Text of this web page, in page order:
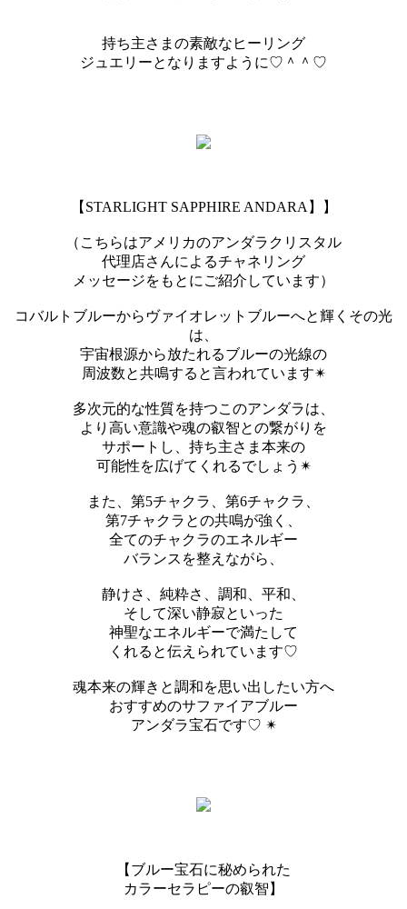
持ち主さまの素敵なヒーリング
ジュエリーとなりますように♡＾＾♡
【STARLIGHT SAPPHIRE ANDARA】】
（こちらはアメリカのアンダラクリスタル
代理店さんによるチャネリング
メッセージをもとにご紹介しています）
コバルトブルーからヴァイオレットブルーへと輝くその光
は、
宇宙根源から放たれるブルーの光線の
周波数と共鳴すると言われています✴︎
多次元的な性質を持つこのアンダラは、
より高い意識や魂の叡智との繋がりを
サポートし、持ち主さま本来の
可能性を広げてくれるでしょう✴︎
また、第5チャクラ、第6チャクラ、
第7チャクラとの共鳴が強く、
全てのチャクラのエネルギー
バランスを整えながら、
静けさ、純粋さ、調和、平和、
そして深い静寂といった
神聖なエネルギーで満たして
くれると伝えられています♡
魂本来の輝きと調和を思い出したい方へ
おすすめのサファイアブルー
アンダラ宝石です♡ ✴︎
【ブルー宝石に秘められた
カラーセラピーの叡智】